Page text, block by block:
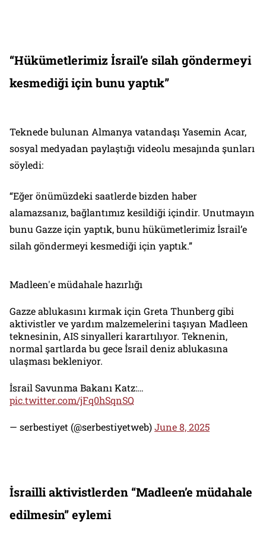
“Hükümetlerimiz İsrail’e silah göndermeyi
kesmediği için bunu yaptık”
Teknede bulunan Almanya vatandaşı Yasemin Acar,
sosyal medyadan paylaştığı videolu mesajında şunları
söyledi:
“Eğer önümüzdeki saatlerde bizden haber
alamazsanız, bağlantımız kesildiği içindir. Unutmayın
bunu Gazze için yaptık, bunu hükümetlerimiz İsrail’e
silah göndermeyi kesmediği için yaptık.”
Madleen'e müdahale hazırlığı
Gazze ablukasını kırmak için Greta Thunberg gibi
aktivistler ve yardım malzemelerini taşıyan Madleen
teknesinin, AIS sinyalleri karartılıyor. Teknenin,
normal şartlarda bu gece İsrail deniz ablukasına
ulaşması bekleniyor.
İsrail Savunma Bakanı Katz:…
pic.twitter.com/jFq0hSqnSQ
— serbestiyet (@serbestiyetweb)June 8, 2025
İsrailli aktivistlerden “Madleen’e müdahale
edilmesin” eylemi